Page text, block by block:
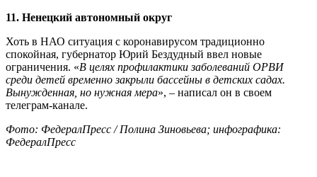
11. Ненецкий автономный округ
Хоть в НАО ситуация с коронавирусом традиционно
спокойная, губернатор Юрий Бездудный ввел новые
ограничения. «В целях профилактики заболеваний ОРВИ
среди детей временно закрыли бассейны в детских садах.
Вынужденная, но нужная мера», – написал он в своем
телеграм-канале.
Фото: ФедералПресс / Полина Зиновьева; инфографика:
ФедералПресс